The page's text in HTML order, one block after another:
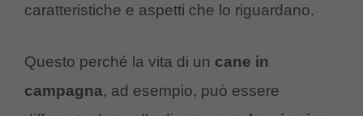
caratteristiche e aspetti che lo riguardano.
Questo perché la vita di un cane in
campagna, ad esempio, può essere